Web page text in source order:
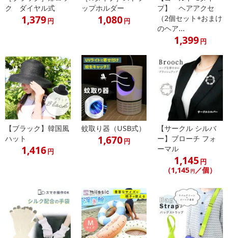
ク ダイヤル式
1,379円
ップホルダー
1,080円
プ】 ヘアアクセ
（2個セット+おまけ
のヘア...
1,399円
【ブラック】韓国風
ハット
1,416円
蚊取り器（USB式）
1,670円
【サークル シルバ
ー】ブローチ フォ
ーマル
1,145 円
（1,145 円／個）